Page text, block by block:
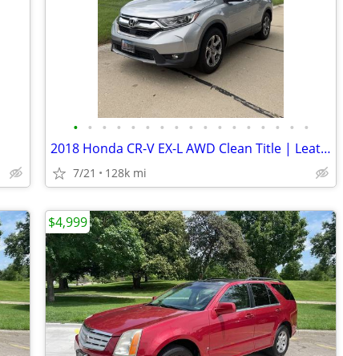
• • • • • • • • • • • • • • • • •
2018 Honda CR-V EX-L AWD Clean Title | Leather | CarPlay | Honda Sensing
7/21 128k mi
$4,999